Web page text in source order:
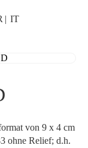
IT
von 9 x 4 cm
ohne Relief; d.h.